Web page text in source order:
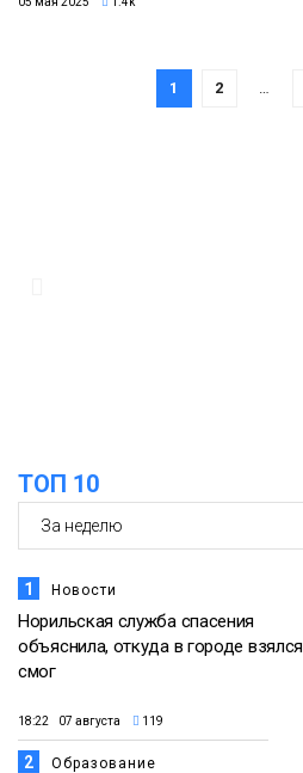
1 2
ТОП 10
1 Новости
Норильская служба спасения
объяснила, откуда в городе взялся
смог
18:22 07 августа 119
2 Образование